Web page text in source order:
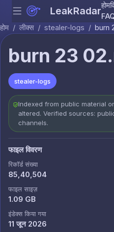
Menu LeakRadarहोम
होम / लीक्स / stealer-logs / burn
burn 23
stealer-logs
Indexed from public material
altered. Verified sources:
channels.
फाइल विवरण
रिकॉर्ड संख्या
85,40,504
फाइल साइज़
1.09 GB
इंडेक्स किया गया
11 जून 2026